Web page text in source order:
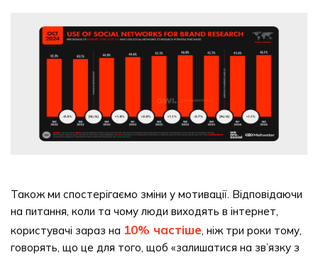
Також ми спостерігаємо зміни у мотивації. Відповідаючи
на питання, коли та чому люди виходять в інтернет,
користувачі зараз на 10% частіше, ніж три роки тому,
говорять, що це для того, щоб «залишатися на зв’язку з